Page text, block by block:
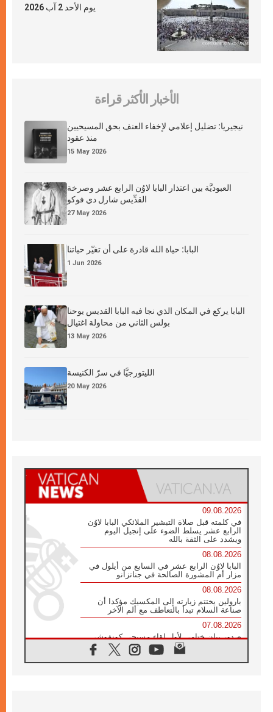
يوم الأحد 2 آب 2026
الأخبار الأكثر قراءة
نيجيريا: تضليل إعلامي لإخفاء العنف بحق المسيحيين
منذ عقود
15 May 2026
العبوديَّة بين اعتذار البابا لاوُن الرابع عشر وصرخة
القدِّيس شارل دي فوكو
27 May 2026
البابا: حياة الله قادرة على أن تغيّر حياتنا
1 Jun 2026
البابا يركع في المكان الذي نجا فيه البابا القديس يوحنا
بولس الثاني من محاولة اغتيال
13 May 2026
الليتورجيَّا في سرّ الكنيسة
20 May 2026
09.08.2026
في كلمته قبل صلاة التبشير الملائكي البابا لاوُن
الرابع عشر يسلط الضوء على إنجيل اليوم
ويشدد على الثقة بالله
08.08.2026
البابا لاوُن الرابع عشر في السابع من أيلول في
مزار أم المشورة الصالحة في جناتزانو
08.08.2026
بارولين يختتم زيارته إلى المكسيك مؤكدا أن
صناعة السلام تبدأ بالتعاطف مع ألم الآخر
07.08.2026
صدور بيان ختامي لأول لقاء مسيحي كونفوشي
بمشاركة الدائرة الفاتيكانية للحوار بين الأديان
07.08.2026